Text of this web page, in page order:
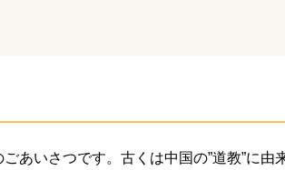
あいさつです。古くは中国の”道教”に由